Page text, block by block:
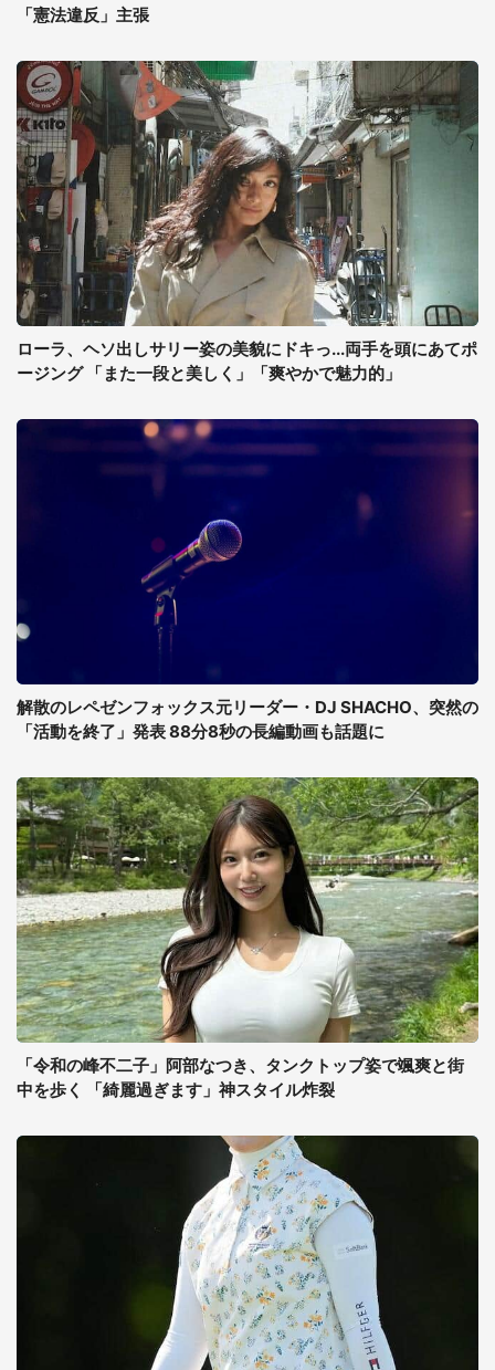
「憲法違反」主張
ローラ、ヘソ出しサリー姿の美貌にドキっ...両手を頭にあてポ
ージング 「また一段と美しく」「爽やかで魅力的」
解散のレペゼンフォックス元リーダー・DJ SHACHO、突然の
「活動を終了」発表 88分8秒の長編動画も話題に
「令和の峰不二子」阿部なつき、タンクトップ姿で颯爽と街
中を歩く 「綺麗過ぎます」神スタイル炸裂